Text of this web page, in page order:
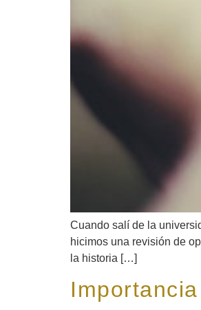
Cuando salí de la
hicimos una revisión de
la historia […]